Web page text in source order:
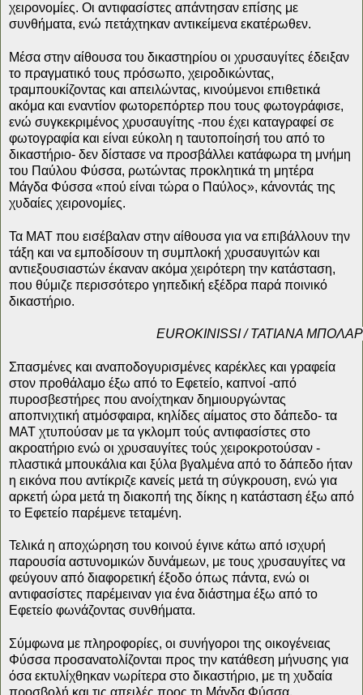
χειρονομίες. Οι αντιφασίστες απάντησαν επίσης με
συνθήματα, ενώ πετάχτηκαν αντικείμενα εκατέρωθεν.
Μέσα στην αίθουσα του δικαστηρίου οι χρυσαυγίτες έδειξαν
το πραγματικό τους πρόσωπο, χειροδικώντας,
τραμπουκίζοντας και απειλώντας, κινούμενοι επιθετικά
ακόμα και εναντίον φωτορεπόρτερ που τους φωτογράφισε,
ενώ συγκεκριμένος χρυσαυγίτης -που έχει καταγραφεί σε
φωτογραφία και είναι εύκολη η ταυτοποίησή του από το
δικαστήριο- δεν δίστασε να προσβάλλει κατάφωρα τη μνήμη
του Παύλου Φύσσα, ρωτώντας προκλητικά τη μητέρα
Μάγδα Φύσσα «πού είναι τώρα ο Παύλος», κάνοντάς της
χυδαίες χειρονομίες.
Τα ΜΑΤ που εισέβαλαν στην αίθουσα για να επιβάλλουν την
τάξη και να εμποδίσουν τη συμπλοκή χρυσαυγιτών και
αντιεξουσιαστών έκαναν ακόμα χειρότερη την κατάσταση,
που θύμιζε περισσότερο γηπεδική εξέδρα παρά ποινικό
δικαστήριο.
ΕUROKINISSI / ΤΑΤΙΑΝΑ
Σπασμένες και αναποδογυρισμένες καρέκλες και γραφεία
στον προθάλαμο έξω από το Εφετείο, καπνοί -από
πυροσβεστήρες που ανοίχτηκαν δημιουργώντας
αποπνιχτική ατμόσφαιρα, κηλίδες αίματος στο δάπεδο- τα
ΜΑΤ χτυπούσαν με τα γκλομπ τούς αντιφασίστες στο
ακροατήριο ενώ οι χρυσαυγίτες τούς χειροκροτούσαν -
πλαστικά μπουκάλια και ξύλα βγαλμένα από το δάπεδο ήταν
η εικόνα που αντίκριζε κανείς μετά τη σύγκρουση, ενώ για
αρκετή ώρα μετά τη διακοπή της δίκης η κατάσταση έξω από
το Εφετείο παρέμενε τεταμένη.
Τελικά η αποχώρηση του κοινού έγινε κάτω από ισχυρή
παρουσία αστυνομικών δυνάμεων, με τους χρυσαυγίτες να
φεύγουν από διαφορετική έξοδο όπως πάντα, ενώ οι
αντιφασίστες παρέμειναν για ένα διάστημα έξω από το
Εφετείο φωνάζοντας συνθήματα.
Σύμφωνα με πληροφορίες, οι συνήγοροι της οικογένειας
Φύσσα προσανατολίζονται προς την κατάθεση μήνυσης για
όσα εκτυλίχθηκαν νωρίτερα στο δικαστήριο, με τη χυδαία
προσβολή και τις απειλές προς τη Μάγδα Φύσσα.